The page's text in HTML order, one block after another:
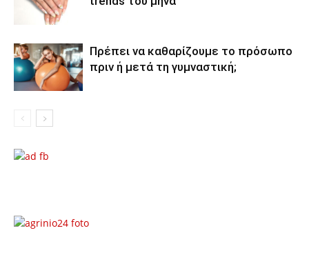
Πρέπει να καθαρίζουμε το πρόσωπο
πριν ή μετά τη γυμναστική;